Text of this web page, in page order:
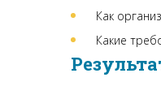
Как
Какие